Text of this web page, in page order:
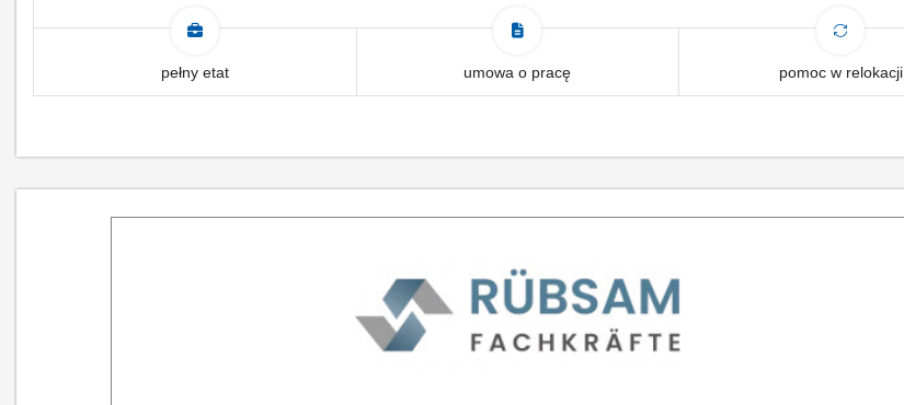
pełny etat umowa o pracę pomoc w relokacji